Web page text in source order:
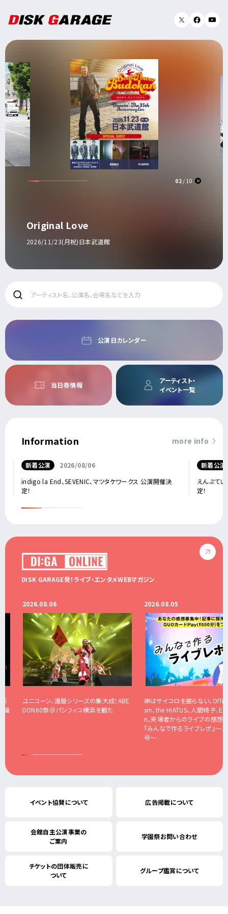
Original Love
2026/11/23(月祝)日本武道館
02 10
公演日カレンダー
当日券情報
アーティスト・
イベント一覧
Information more info
新着公演
2026/08/06
indigo la End、SEVENIC、マツタケワークス 公演開催決
定！
新着公演
えんぷてい
定！
DISK GARAGE発！ライブ・エンタメWEBマガジン
編
2026.08.06
ユニコーン、還暦シリーズの集大成！ABE
DON60祭＠パシフィコ横浜を観た
2026.08.05
神はサイコロを振らない、
sm、the HIATUS、人間椅子、
n、来場者からのライブの感想
『みんなで作るライブレポ』〜
号〜
イベント協賛について 広告掲載について
会館自主公演事業の
ご案内
学園祭お問い合わせ
チケットの団体販売に
ついて
グループ鑑賞について